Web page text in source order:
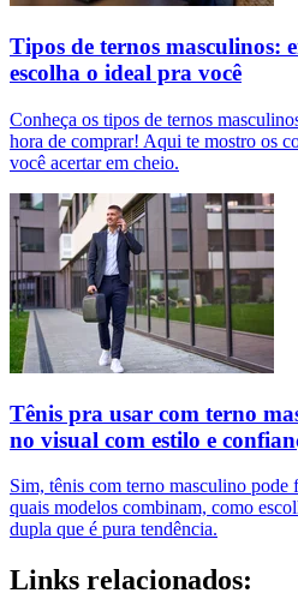
Tipos de ternos masculinos:
escolha o ideal pra você
Conheça os tipos de ternos
hora de comprar! Aqui te mostro os
você acertar em cheio.
Tênis pra usar com terno
no visual com estilo e
Sim, tênis com terno masculino
quais modelos combinam, como
dupla que é pura tendência.
Links relacionados: